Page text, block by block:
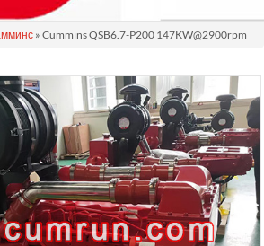
» Cummins QSB6.7-P200 147KW@2900rpm